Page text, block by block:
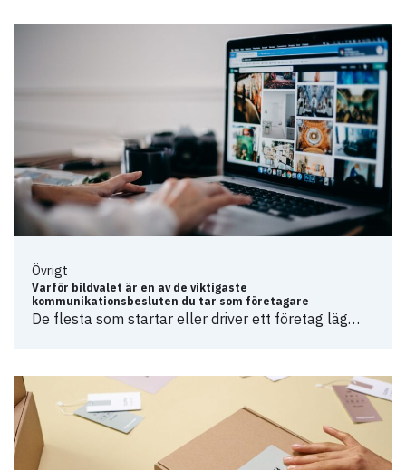
Övrigt
Varför bildvalet är en av de viktigaste
kommunikationsbesluten du tar som företagare
De flesta som startar eller driver ett företag läg…